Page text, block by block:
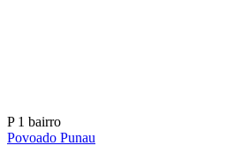
P 1 bairro
Povoado Punau